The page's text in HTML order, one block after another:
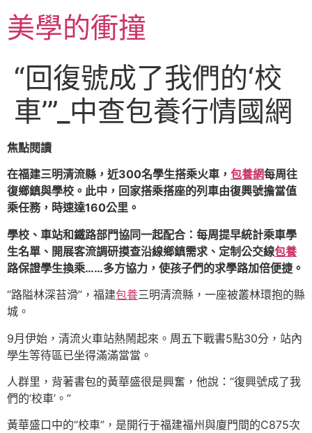
至
主美學的衝撞
“回復號成了我們的‘校
車’”_中查包養行情國網
焦點閱讀
在福建三明清流縣，近300名學生搭乘火車， 包養網每周往
復鄉鎮與學校。此中，回家搭乘搭座的列車由復興號擔當值
乘任務，時速達160公里。
學校、車站和鐵路部門協同一起配合：每周提早統計乘車學
生名單、開展客流調研摸查沿線鄉鎮需求、定制公交線包養
路保證學生換乘……多方協力，使孩子們的求學路加倍便捷。
“路隘林深苔滑”，福建包養三明清流縣，一座被叢林環抱的縣
城。
9月伊始，清流火車站熱鬧起來。周五下戰書5點30分，站內
學生等待區已坐得滿滿當當。
人群里，背著書包的黃華盛很是興奮，他說：“復興號成了我
們的‘校車’。”
黃華盛口中的“校車”，是開行于福建福州與廈門間的C875次